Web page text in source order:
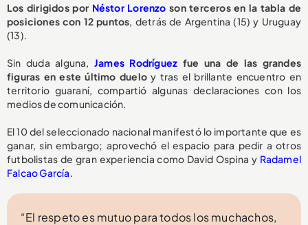
Los dirigidos por Néstor Lorenzo son terceros en la tabla de
posiciones con 12 puntos, detrás de Argentina (15) y Uruguay
(13).
Sin duda alguna,James Rodríguez fue una de las grandes
figuras en este último dueloy tras el brillante encuentro en
territorio guaraní, compartió algunas declaraciones con los
medios de comunicación.
El 10 del seleccionado nacional manifestó lo importante que es
ganar, sin embargo; aprovechó el espacio para pedir a otros
futbolistas de gran experiencia como David Ospina yRadamel
Falcao García.
“El respeto es mutuo para todos los muchachos,